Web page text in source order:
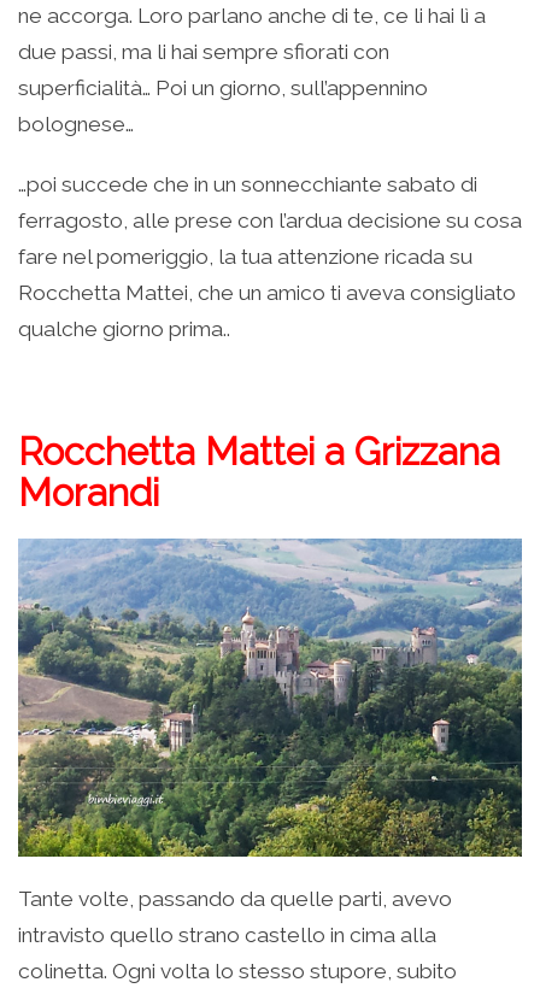
apre
una
nuova
finestra)
(Si
in
una
nuova
finestra)
(Si
apre
in
una
nuova
finestra)
(Si
in
una
nuova
finestra)
in
nuova
finestra)
ne accorga. Loro parlano anche di te, ce li hai lì a
due passi, ma li hai sempre sfiorati con
superficialità… Poi un giorno, sull’appennino
bolognese…
…poi succede che in un sonnecchiante sabato di
ferragosto, alle prese con l’ardua decisione su cosa
fare nel pomeriggio, la tua attenzione ricada su
Rocchetta Mattei, che un amico ti aveva consigliato
qualche giorno prima..
Rocchetta Mattei a Grizzana
Morandi
Tante volte, passando da quelle parti, avevo
intravisto quello strano castello in cima alla
colinetta. Ogni volta lo stesso stupore, subito